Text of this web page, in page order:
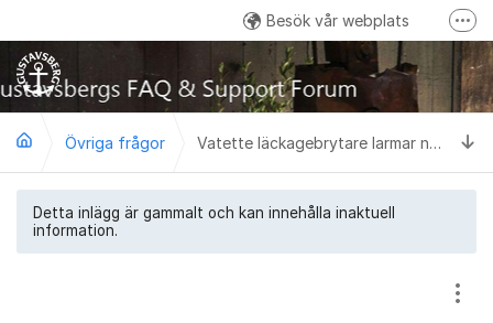
Besök vår webplats
Facebook
Instagram Linkedin
Övriga frågor Vatette läckagebrytare larmar någon varje dag, varför?
Detta inlägg är gammalt och kan innehålla inaktuell
information.